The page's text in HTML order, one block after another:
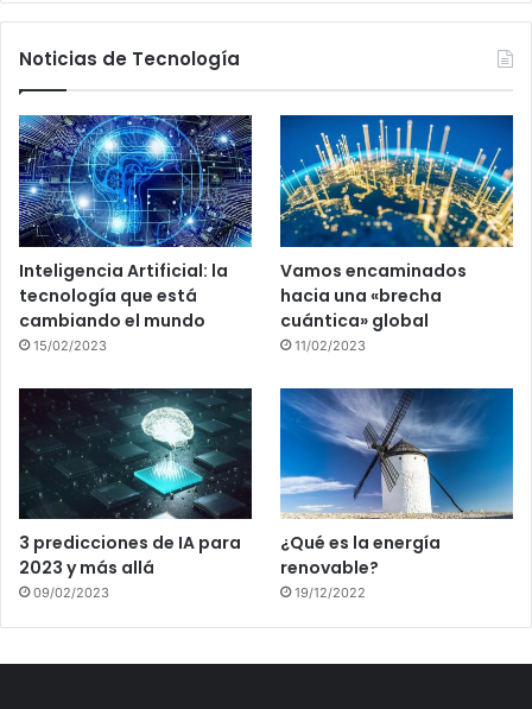
Noticias de Tecnología
Inteligencia Artificial: la
tecnología que está
cambiando el mundo
15/02/2023
Vamos encaminados
hacia una «brecha
cuántica» global
11/02/2023
3 predicciones de IA para
2023 y más allá
09/02/2023
¿Qué es la energía
renovable?
19/12/2022